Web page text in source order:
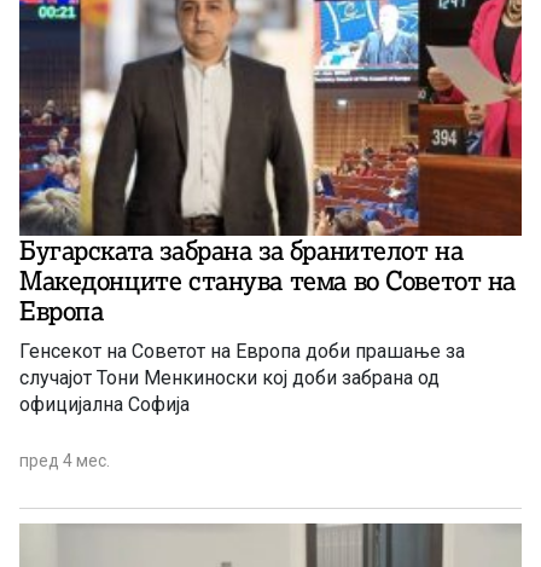
Бугарската забрана за бранителот на
Македонците станува тема во Советот на
Европа
Генсекот на Советот на Европа доби прашање за
случајот Тони Менкиноски кој доби забрана од
официјална Софија
пред 4 мес.